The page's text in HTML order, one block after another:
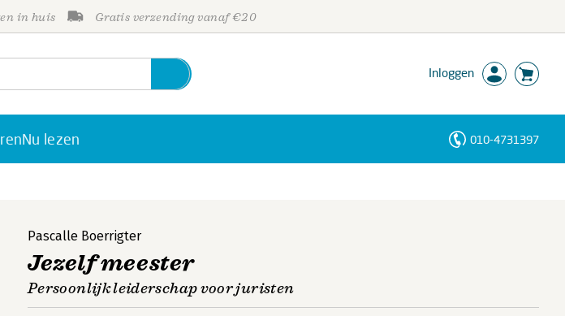
in huis Gratis verzending vanaf €20
Inloggen
Nu lezen 010-4731397
Pascalle Boerrigter
Jezelf meester
Persoonlijk leiderschap voor juristen
Personen